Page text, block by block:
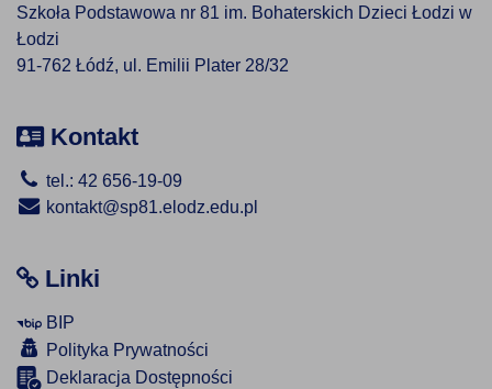
Szkoła Podstawowa nr 81 im. Bohaterskich Dzieci Łodzi w
Łodzi
91-762 Łódź, ul. Emilii Plater 28/32
Kontakt
tel.: 42 656-19-09
kontakt@sp81.elodz.edu.pl
Linki
BIP
Polityka Prywatności
Deklaracja Dostępności